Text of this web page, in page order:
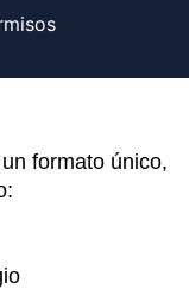
formato único,